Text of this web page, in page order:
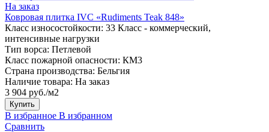
На заказ
Ковровая плитка IVC «Rudiments Teak 848»
Класс износостойкости: 33 Класс - коммерческий,
интенсивные нагрузки
Тип ворса: Петлевой
Класс пожарной опасности: КМ3
Страна производства: Бельгия
Наличие товара: На заказ
3 904 руб./м2
Купить
В избранное В избранном
Сравнить